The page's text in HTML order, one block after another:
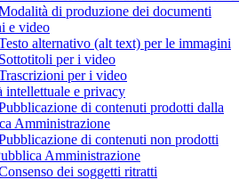
di produzione dei documenti
e video
alternativo (alt text) per le immagini
per i video
per i video
intellettuale e privacy
di contenuti prodotti dalla
Amministrazione
di contenuti non prodotti
Amministrazione
dei soggetti ritratti